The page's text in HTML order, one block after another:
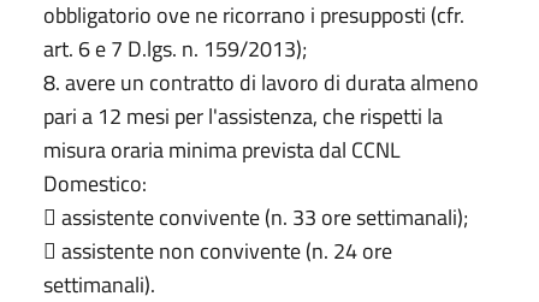
obbligatorio ove ne ricorrano i presupposti (cfr.
art. 6 e 7 D.lgs. n. 159/2013);
8. avere un contratto di lavoro di durata almeno
pari a 12 mesi per l'assistenza, che rispetti la
misura oraria minima prevista dal CCNL
Domestico:
 assistente convivente (n. 33 ore settimanali);
 assistente non convivente (n. 24 ore
settimanali).